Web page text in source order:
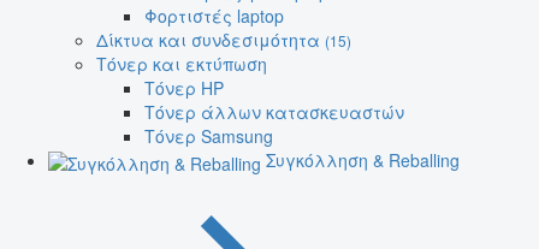
Φορτιστές laptop
Δίκτυα και συνδεσιμότητα (15)
Τόνερ και εκτύπωση
Τόνερ HP
Τόνερ άλλων κατασκευαστών
Τόνερ Samsung
Συγκόλληση & Reballing